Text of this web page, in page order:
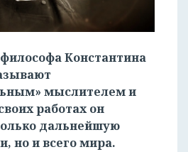
философа Константина
мыслителем и
работах он
дальнейшую
но и всего мира.